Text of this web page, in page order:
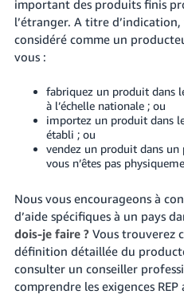
important des produits finis
l’étranger. A titre d’indication,
considéré comme un
vous :
fabriquez un produit dans
à l’échelle nationale ; ou
importez un produit dans
établi ; ou
vendez un produit dans un
vous n’êtes pas
Nous vous encourageons à
d’aide spécifiques à un pays
dois-je faire ?Vous trouverez
définition détaillée du
consulter un conseiller
comprendre les exigences